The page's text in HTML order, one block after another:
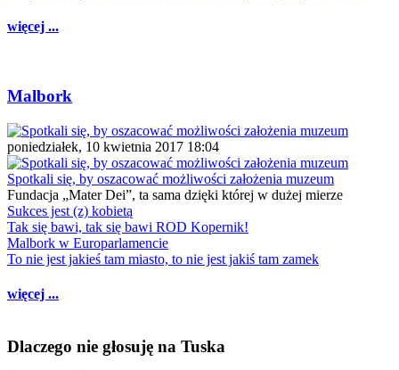
więcej ...
Malbork
poniedziałek, 10 kwietnia 2017 18:04
Spotkali się, by oszacować możliwości założenia muzeum
Fundacja „Mater Dei”, ta sama dzięki której w dużej mierze
Sukces jest (z) kobietą
Tak się bawi, tak się bawi ROD Kopernik!
Malbork w Europarlamencie
To nie jest jakieś tam miasto, to nie jest jakiś tam zamek
więcej ...
Dlaczego nie głosuję na Tuska